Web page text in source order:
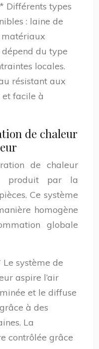
Différents types
: laine de
matériaux
du type
locales.
résistant aux
facile à
de chaleur
de chaleur
produit par la
Ce système
homogène
globale
système de
aspire l’air
et le diffuse
à des
La
contrôlée grâce